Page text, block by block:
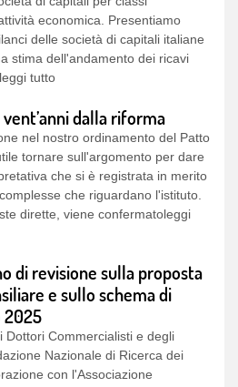
economica. Presentiamo
delle società di capitali italiane
stima dell'andamento dei ricavi
tutto
dalla riforma
nel nostro ordinamento del Patto
tornare sull'argomento per dare
che si è registrata in merito
che riguardano l'istituto.
dirette, viene confermatoleggi
di revisione sulla proposta
e sullo schema di
2025
Commercialisti e degli
Nazionale di Ricerca dei
con l'Associazione
tutto